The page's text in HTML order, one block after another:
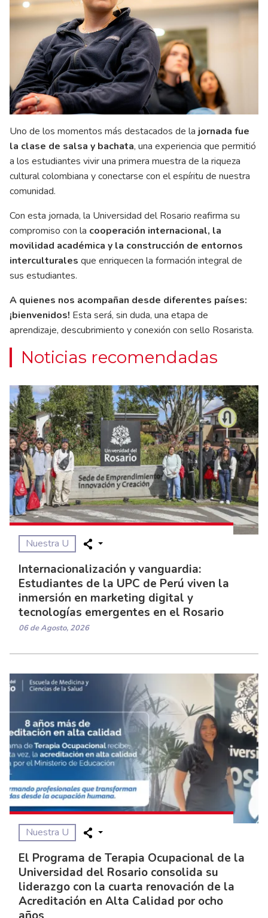
Uno de los momentos más destacados de la jornada fue
la clase de salsa y bachata, una experiencia que permitió
a los estudiantes vivir una primera muestra de la riqueza
cultural colombiana y conectarse con el espíritu de nuestra
comunidad.
Con esta jornada, la Universidad del Rosario reafirma su
compromiso con la cooperación internacional, la
movilidad académica y la construcción de entornos
interculturales que enriquecen la formación integral de
sus estudiantes.
A quienes nos acompañan desde diferentes países:
¡bienvenidos! Esta será, sin duda, una etapa de
aprendizaje, descubrimiento y conexión con sello Rosarista.
Noticias recomendadas
Nuestra U
Internacionalización y vanguardia:
Estudiantes de la UPC de Perú viven la
inmersión en marketing digital y
tecnologías emergentes en el Rosario
06 de Agosto, 2026
Nuestra U
El Programa de Terapia Ocupacional de la
Universidad del Rosario consolida su
liderazgo con la cuarta renovación de la
Acreditación en Alta Calidad por ocho